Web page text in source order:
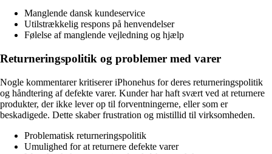
Manglende dansk kundeservice
Utilstrækkelig respons på henvendelser
Følelse af manglende vejledning og hjælp
Returneringspolitik og problemer med varer
Nogle kommentarer kritiserer iPhonehus for deres returneringspolitik
og håndtering af defekte varer. Kunder har haft svært ved at returnere
produkter, der ikke lever op til forventningerne, eller som er
beskadigede. Dette skaber frustration og mistillid til virksomheden.
Problematisk returneringspolitik
Umulighed for at returnere defekte varer